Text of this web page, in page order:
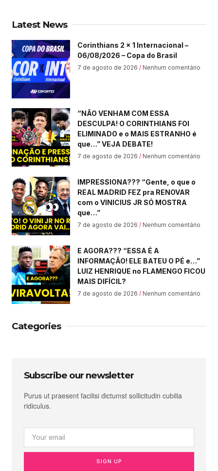
Latest News
Corinthians 2 x 1 Internacional –
06/08/2026 – Copa do Brasil
7 de agosto de 2026 Nenhum comentário
“NÃO VENHAM COM ESSA
DESCULPA! O CORINTHIANS FOI
ELIMINADO e o MAIS ESTRANHO é
que…” VEJA DEBATE!
7 de agosto de 2026 Nenhum comentário
IMPRESSIONA??? “Gente, o que o
REAL MADRID FEZ pra RENOVAR
com o VINICIUS JR SÓ MOSTRA
que…”
7 de agosto de 2026 Nenhum comentário
E AGORA??? “ESSA É A
INFORMAÇÃO! ELE BATEU O PÉ e…”
LUIZ HENRIQUE no FLAMENGO FICOU
MAIS DIFÍCIL?
7 de agosto de 2026 Nenhum comentário
Categories
Subscribe our newsletter
Purus ut praesent facilisi dictumst sollicitudin cubilia
ridiculus.
SIGN UP